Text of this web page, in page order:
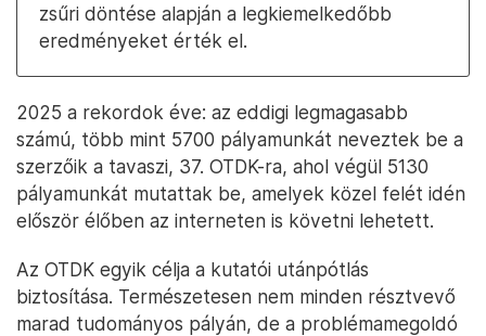
zsűri döntése alapján a legkiemelkedőbb
eredményeket érték el.
2025 a rekordok éve: az eddigi legmagasabb
számú, több mint 5700 pályamunkát neveztek be a
szerzőik a tavaszi, 37. OTDK-ra, ahol végül 5130
pályamunkát mutattak be, amelyek közel felét idén
először élőben az interneten is követni lehetett.
Az OTDK egyik célja a kutatói utánpótlás
biztosítása. Természetesen nem minden résztvevő
marad tudományos pályán, de a problémamegoldó